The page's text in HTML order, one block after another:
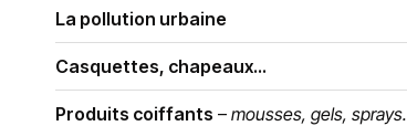
La pollution urbaine
Casquettes, chapeaux…
Produits coiffants – mousses, gels, sprays.